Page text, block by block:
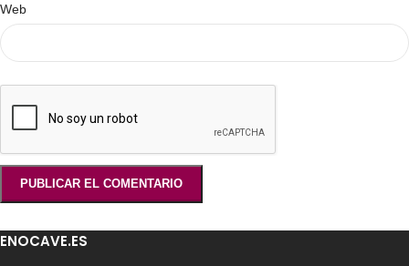
Web
ENOCAVE.ES